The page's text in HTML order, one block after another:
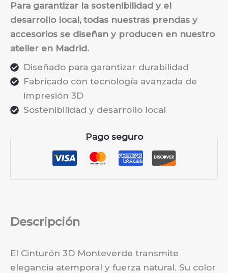
Para garantizar la sostenibilidad y el
desarrollo local, todas nuestras prendas y
accesorios se diseñan y producen en nuestro
atelier en Madrid.
Diseñado para garantizar durabilidad
Fabricado con tecnología avanzada de
impresión 3D
Sostenibilidad y desarrollo local
Pago seguro
Descripción
El Cinturón 3D Monteverde transmite
elegancia atemporal y fuerza natural. Su color